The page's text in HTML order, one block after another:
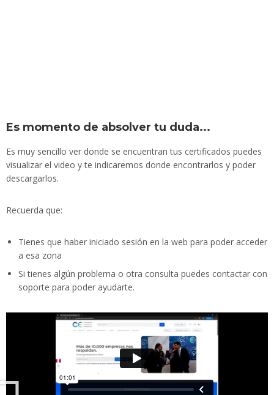
Es momento de absolver tu duda...
Es muy sencillo ver donde se encuentran tus certificados puedes
visualizar el video y te indicaremos donde encontrarlos y poder
descargarlos.
Recuerda que:
Tienes que haber iniciado sesión en la web para poder acceder
a esa zona
Si tienes algún problema o otra consulta puedes contactar con
soporte para poder ayudarte.